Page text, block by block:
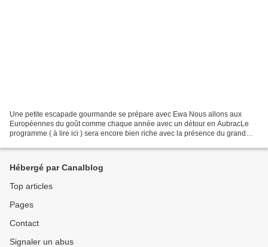
Une petite escapade gourmande se prépare avec Ewa Nous allons aux
Européennes du goût comme chaque année avec un détour en AubracLe
programme ( à lire ici ) sera encore bien riche avec la présence du grand
Hébergé par Canalblog
Top articles
Pages
Contact
Signaler un abus